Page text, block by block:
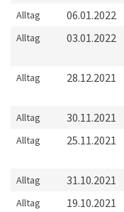
Alltag 06.01.2022
Alltag 03.01.2022
Alltag 28.12.2021
Alltag 30.11.2021
Alltag 25.11.2021
Alltag 31.10.2021
Alltag 19.10.2021